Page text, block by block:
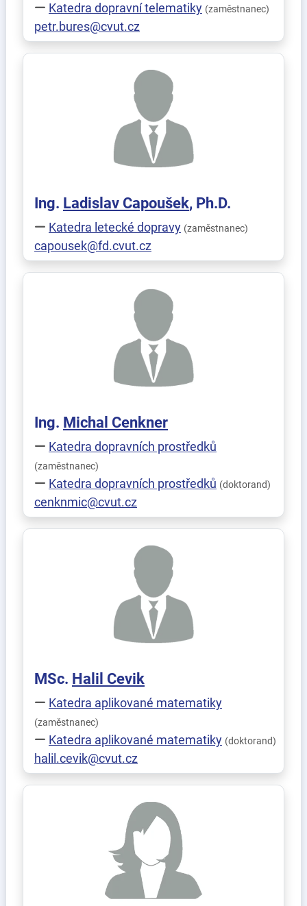
Katedra dopravní telematiky (zaměstnanec)
petr.bures@cvut.cz
Ing. Ladislav Capoušek, Ph.D.
Katedra letecké dopravy (zaměstnanec)
capousek@fd.cvut.cz
Ing. Michal Cenkner
Katedra dopravních prostředků
(zaměstnanec)
Katedra dopravních prostředků (doktorand)
cenknmic@cvut.cz
MSc. Halil Cevik
Katedra aplikované matematiky
(zaměstnanec)
Katedra aplikované matematiky (doktorand)
halil.cevik@cvut.cz